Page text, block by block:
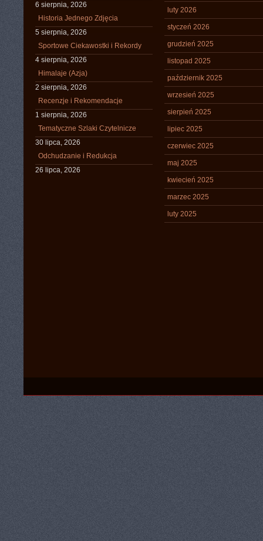
6 sierpnia, 2026
Historia Jednego Zdjęcia
5 sierpnia, 2026
Sportowe Ciekawostki i Rekordy
4 sierpnia, 2026
Himalaje (Azja)
2 sierpnia, 2026
Recenzje i Rekomendacje
1 sierpnia, 2026
Tematyczne Szlaki Czytelnicze
30 lipca, 2026
Odchudzanie i Redukcja
26 lipca, 2026
luty 2026
styczeń 2026
grudzień 2025
listopad 2025
październik 2025
wrzesień 2025
sierpień 2025
lipiec 2025
czerwiec 2025
maj 2025
kwiecień 2025
marzec 2025
luty 2025